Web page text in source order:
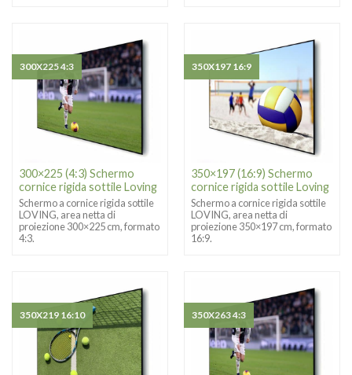
300×225 (4:3) Schermo
cornice rigida sottile Loving
Schermo a cornice rigida sottile
LOVING, area netta di
proiezione 300×225 cm, formato
4:3.
300X225 4:3
350×197 (16:9) Schermo
cornice rigida sottile Loving
Schermo a cornice rigida sottile
LOVING, area netta di
proiezione 350×197 cm, formato
16:9.
350X197 16:9
350X219 16:10 350X263 4:3